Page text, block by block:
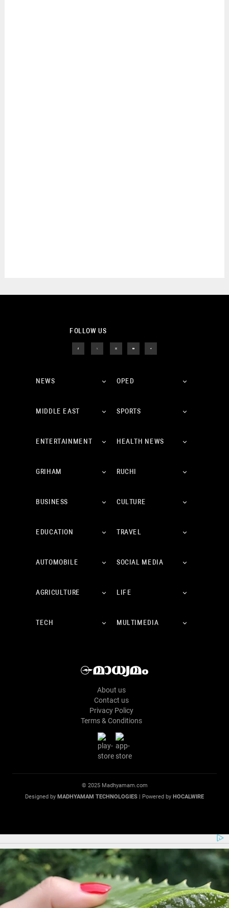
FOLLOW US
NEWS OPED
MIDDLE EAST SPORTS
ENTERTAINMENT HEALTH NEWS
GRIHAM RUCHI
BUSINESS CULTURE
EDUCATION TRAVEL
AUTOMOBILE SOCIAL MEDIA
AGRICULTURE LIFE
TECH MULTIMEDIA
About us
Contact us
Privacy Policy
Terms & Conditions
© 2025 Madhyamam.com
Designed by MADHYAMAM TECHNOLOGIES | Powered by HOCALWIRE